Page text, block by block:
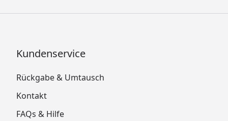
Kundenservice
Rückgabe & Umtausch
Kontakt
FAQs & Hilfe